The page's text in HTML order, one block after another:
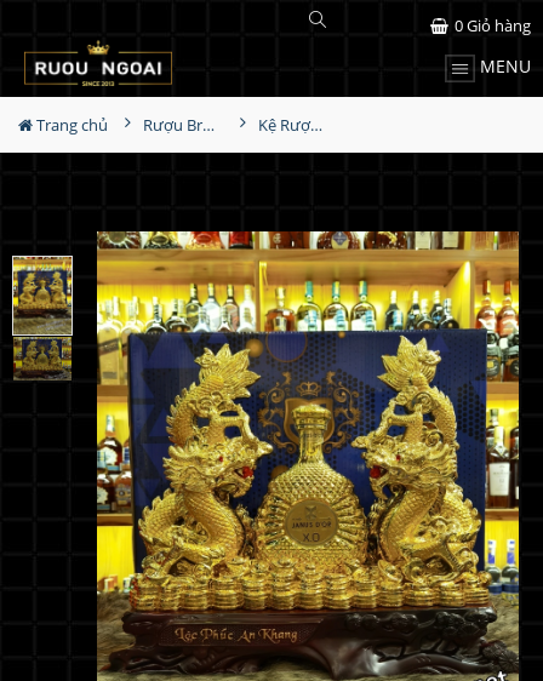
MENU
0Giỏ hàng
Trang chủ Rượu Brandy Kệ Rượu Janus Dor XO - Song Long 2023